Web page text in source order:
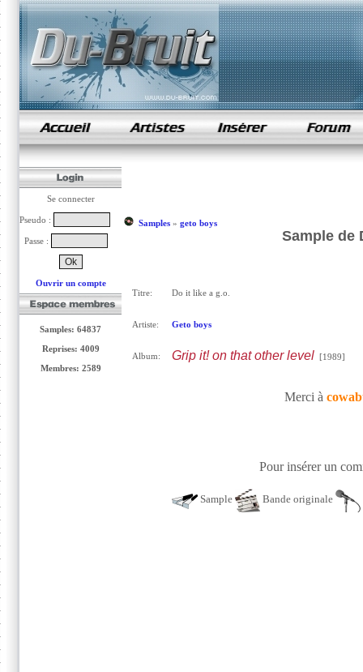
samples de rap
Se connecter
Pseudo :
Passe :
Ouvrir un compte
Samples: 64837
Reprises: 4009
Membres: 2589
Samples» geto boys
Sample de
Titre: Do it like a g.o.
Artiste: Geto boys
Album: Grip it! on that other level[1989]
Merci à
Pour insérer un
Sample Bande originale